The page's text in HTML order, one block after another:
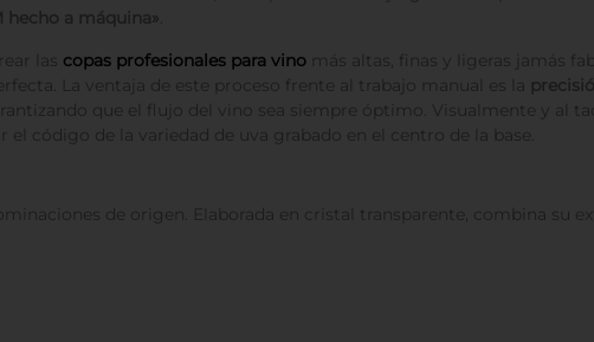
hecho a máquina».
las copas profesionales para vino más altas, finas y ligeras jamás
La ventaja de este proceso frente al trabajo manual es la
que el flujo del vino sea siempre óptimo. Visualmente y al
código de la variedad de uva grabado en el centro de la base.
de origen. Elaborada en cristal transparente, combina su